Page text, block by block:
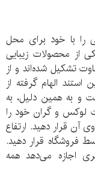
را با خود برای محل
از محصولات زیبایی
تشکیل شده‌اند و از
الهام گرفته از
و به همین دلیل، به
لوکس و گران خود را
آن قرار دهید. ارتفاع
فروشگاه قرار دهید.
اجازه می‌دهد همه